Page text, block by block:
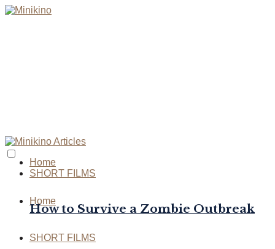
Home
SHORT FILMS
Home
SHORT FILMS
How to Survive a Zombie Outbreak